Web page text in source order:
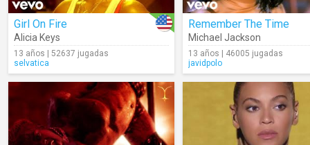
Girl On Fire
Alicia Keys
13 años | 52637 jugadas
selvatica
Remember The Time
Michael Jackson
13 años | 46005 jugadas
javidpolo